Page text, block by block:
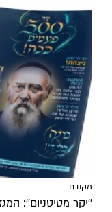
מקודם
''יקר מטיטניום'':